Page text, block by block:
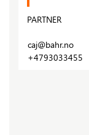
PARTNER
caj@bahr.no
+4793033455